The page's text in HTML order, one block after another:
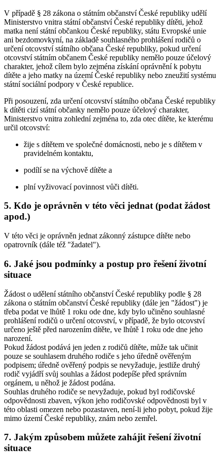
V případě § 28 zákona o státním občanství České republiky udělí
Ministerstvo vnitra státní občanství České republiky dítěti, jehož
matka není státní občankou České republiky, státu Evropské unie
ani bezdomovkyní, na základě souhlasného prohlášení rodičů o
určení otcovství státního občana České republiky, pokud určení
otcovství státním občanem České republiky nemělo pouze účelový
charakter, jehož cílem bylo zejména získání oprávnění k pobytu
dítěte a jeho matky na území České republiky nebo zneužití systému
státní sociální podpory v České republice.
Při posouzení, zda určení otcovství státního občana České republiky
k dítěti cizí státní občanky nemělo pouze účelový charakter,
Ministerstvo vnitra zohlední zejména to, zda otec dítěte, ke kterému
určil otcovství:
žije s dítětem ve společné domácnosti, nebo je s dítětem v
pravidelném kontaktu,
podílí se na výchově dítěte a
plní vyživovací povinnost vůči dítěti.
5. Kdo je oprávněn v této věci jednat (podat žádost
apod.)
V této věci je oprávněn jednat zákonný zástupce dítěte nebo
opatrovník (dále též "žadatel").
6. Jaké jsou podmínky a postup pro řešení životní
situace
Žádost o udělení státního občanství České republiky podle § 28
zákona o státním občanství České republiky (dále jen "žádost") je
třeba podat ve lhůtě 1 roku ode dne, kdy bylo učiněno souhlasné
prohlášení rodičů o určení otcovství, v případě, že bylo otcovství
určeno ještě před narozením dítěte, ve lhůtě 1 roku ode dne jeho
narození.
Pokud žádost podává jen jeden z rodičů dítěte, může tak učinit
pouze se souhlasem druhého rodiče s jeho úředně ověřeným
podpisem; úředně ověřený podpis se nevyžaduje, jestliže druhý
rodič vyjádří svůj souhlas a žádost podepíše před správním
orgánem, u něhož je žádost podána.
Souhlas druhého rodiče se nevyžaduje, pokud byl rodičovské
odpovědnosti zbaven, výkon jeho rodičovské odpovědnosti byl v
této oblasti omezen nebo pozastaven, není-li jeho pobyt, pokud žije
mimo území České republiky, znám nebo zemřel.
7. Jakým způsobem můžete zahájit řešení životní
situace